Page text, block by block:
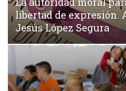
libertad de expresión.
Jesús López Segura